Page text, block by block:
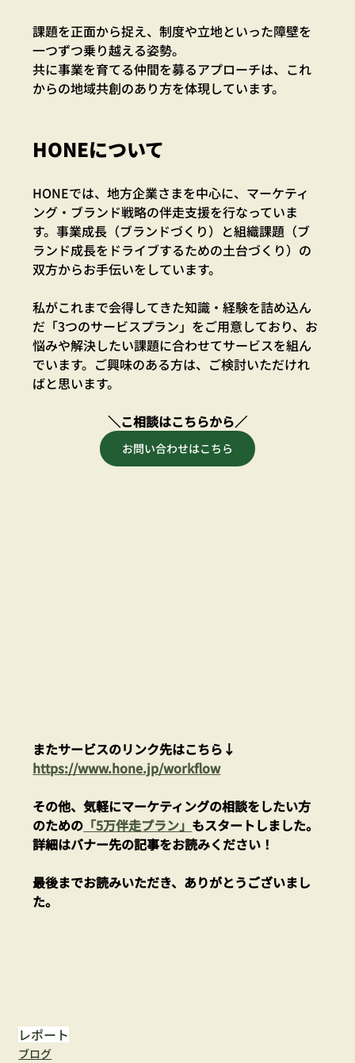
課題を正面から捉え、制度や立地といった障壁を
一つずつ乗り越える姿勢。
共に事業を育てる仲間を募るアプローチは、これ
からの地域共創のあり方を体現しています。
HONEについて
HONEでは、地方企業さまを中心に、マーケティ
ング・ブランド戦略の伴走支援を行なっていま
す。事業成長（ブランドづくり）と組織課題（ブ
ランド成長をドライブするための土台づくり）の
双方からお手伝いをしています。
私がこれまで会得してきた知識・経験を詰め込ん
だ「3つのサービスプラン」をご用意しており、お
悩みや解決したい課題に合わせてサービスを組ん
でいます。ご興味のある方は、ご検討いただけれ
ばと思います。
＼こ相談はこちらから／
お問い合わせはこちら
またサービスのリンク先はこちら↓
https://www.hone.jp/workflow
その他、気軽にマーケティングの相談をしたい方
のための 「5万伴走プラン」 もスタートしました。
詳細はバナー先の記事をお読みください！
最後までお読みいただき、ありがとうございまし
た。
レポート
ブログ